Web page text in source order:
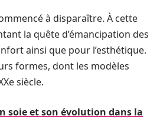
à disparaître. À cette
la quête d’émancipation des
ainsi que pour l’esthétique.
formes, dont les modèles
siècle.
soie et son évolution dans la